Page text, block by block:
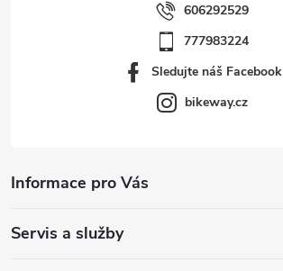
606292529
777983224
Sledujte náš Facebook
bikeway.cz
Informace pro Vás
Servis a služby